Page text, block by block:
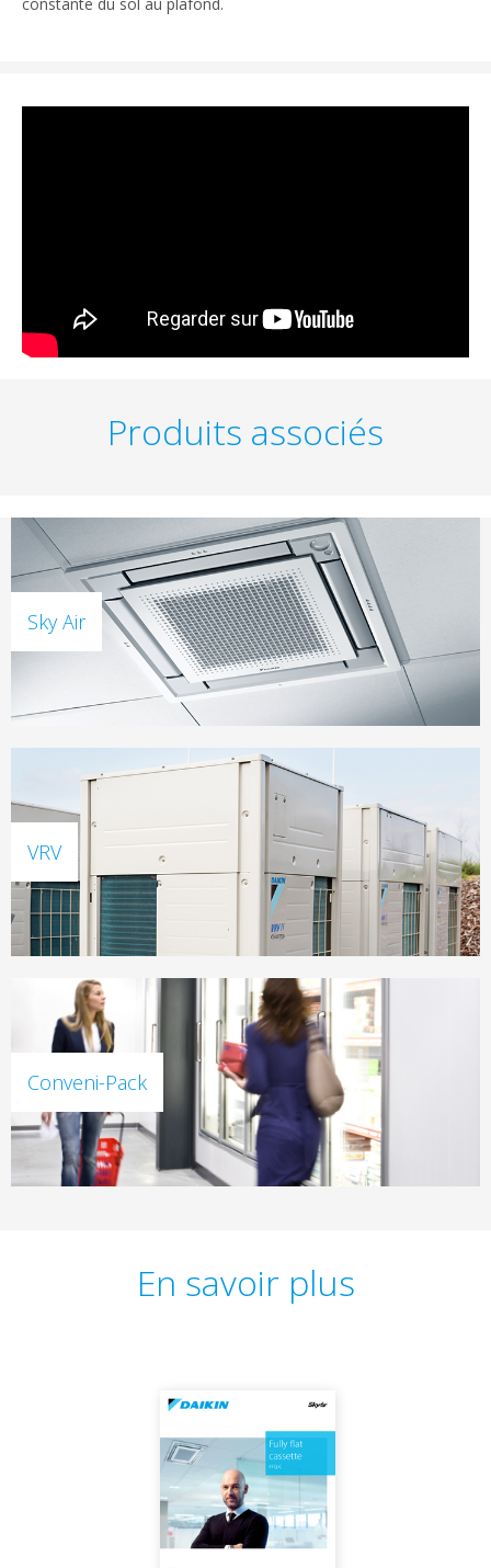
Produits associés
Sky Air
VRV
Conveni-Pack
En savoir plus